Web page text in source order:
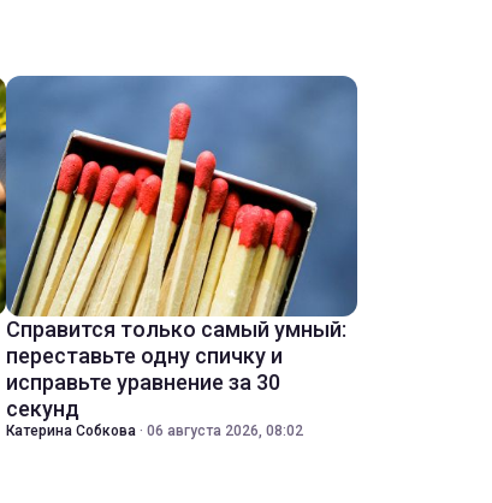
Справится только самый умный:
переставьте одну спичку и
исправьте уравнение за 30
секунд
Катерина Собкова · 06 августа 2026, 08:02